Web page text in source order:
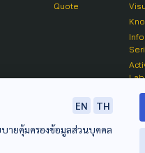
Quote
Lab
EN
TH
บายคุ้มครองข้อมูลส่วนบุคคล